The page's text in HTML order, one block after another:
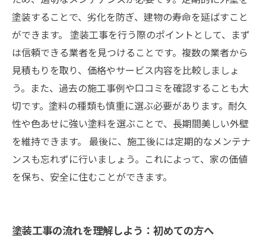
塗装することで、劣化を防ぎ、建物の寿命を延ばすこと
ができます。 塗装工事を行う際のポイントとして、まず
は信頼できる業者を見つけることです。複数の業者から
見積もりを取り、価格やサービス内容を比較しましょ
う。また、過去の施工事例や口コミを確認することも大
切です。塗料の種類も慎重に選ぶ必要があります。耐久
性や色あせに強い塗料を選ぶことで、長期間美しい外壁
を維持できます。 最後に、施工後には定期的なメンテナ
ンスも忘れずに行いましょう。これによって、家の価値
を保ち、安全に住むことができます。
塗装工事の流れを理解しよう：初めての方へ